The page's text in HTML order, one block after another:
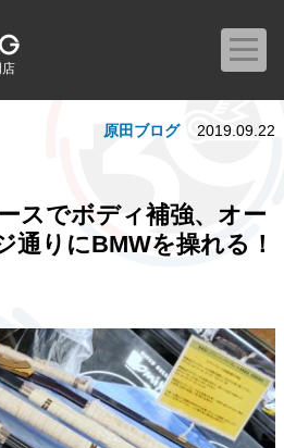
店
スでボディ補強、オー
通りにBMWを操れる！
原田ブログ 2019.09.22